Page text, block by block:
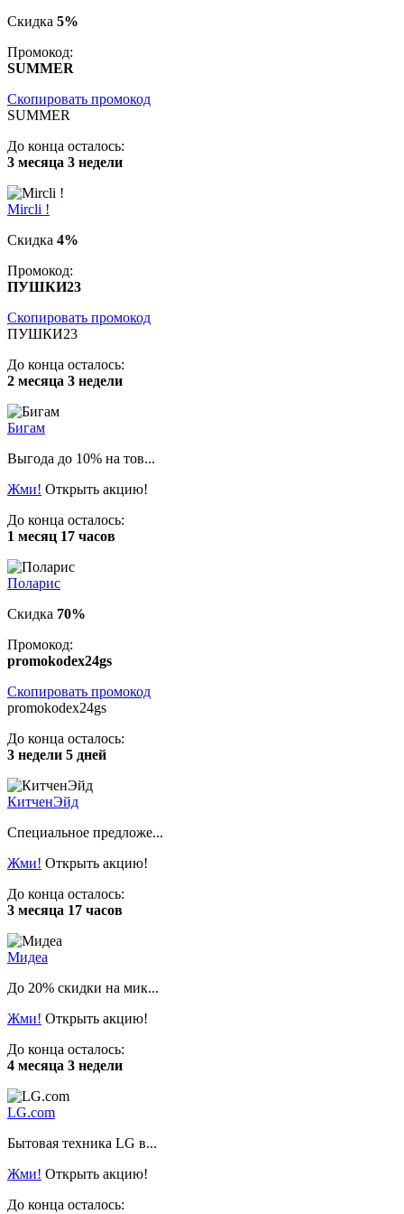
Скидка 5%
Промокод:
SUMMER
Скопировать промокод
SUMMER
До конца осталось:
3 месяца 3 недели
Mircli !
Скидка 4%
Промокод:
ПУШКИ23
Скопировать промокод
ПУШКИ23
До конца осталось:
2 месяца 3 недели
Бигам
Выгода до 10% на тов...
Жми! Открыть акцию!
До конца осталось:
1 месяц 17 часов
Поларис
Скидка 70%
Промокод:
promokodex24gs
Скопировать промокод
promokodex24gs
До конца осталось:
3 недели 5 дней
КитченЭйд
Специальное предложе...
Жми! Открыть акцию!
До конца осталось:
3 месяца 17 часов
Мидеа
До 20% скидки на мик...
Жми! Открыть акцию!
До конца осталось:
4 месяца 3 недели
LG.com
Бытовая техника LG в...
Жми! Открыть акцию!
До конца осталось: